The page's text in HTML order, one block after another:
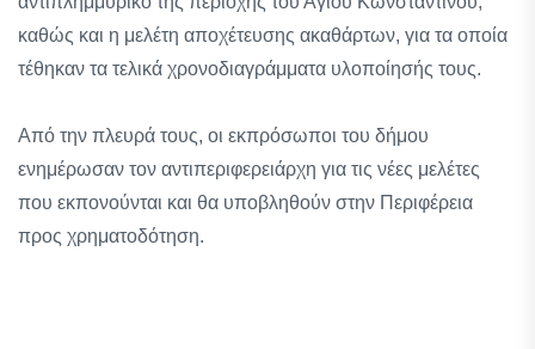
καθώς και η μελέτη αποχέτευσης ακαθάρτων, για τα οποία
τέθηκαν τα τελικά χρονοδιαγράμματα υλοποίησής τους.
Από την πλευρά τους, οι εκπρόσωποι του δήμου
ενημέρωσαν τον αντιπεριφερειάρχη για τις νέες μελέτες
που εκπονούνται και θα υποβληθούν στην Περιφέρεια
προς χρηματοδότηση.